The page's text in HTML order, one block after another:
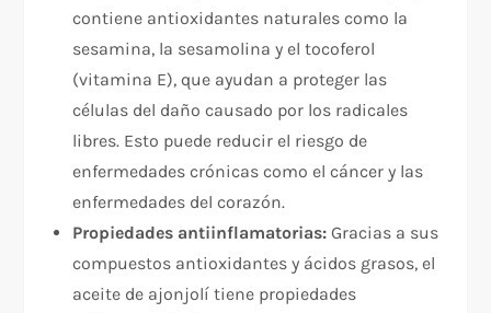
contiene antioxidantes naturales como la
sesamina, la sesamolina y el tocoferol
(vitamina E), que ayudan a proteger las
células del daño causado por los radicales
libres. Esto puede reducir el riesgo de
enfermedades crónicas como el cáncer y las
enfermedades del corazón.
Propiedades antiinflamatorias: Gracias a sus
compuestos antioxidantes y ácidos grasos, el
aceite de ajonjolí tiene propiedades